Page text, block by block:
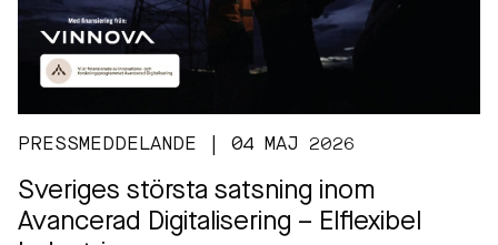
PRESSMEDDELANDE | 04 MAJ 2026
Sveriges största satsning inom
Avancerad Digitalisering – Elflexibel